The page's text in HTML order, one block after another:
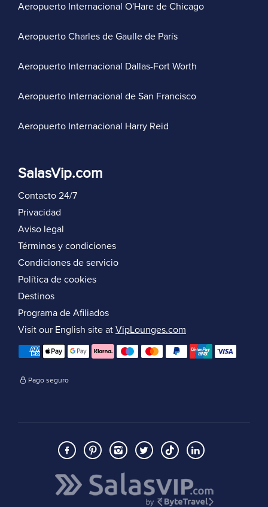
Aeropuerto Internacional O'Hare de Chicago
Aeropuerto Charles de Gaulle de París
Aeropuerto Internacional Dallas-Fort Worth
Aeropuerto Internacional de San Francisco
Aeropuerto Internacional Harry Reid
SalasVip.com
Contacto 24/7
Privacidad
Aviso legal
Términos y condiciones
Condiciones de servicio
Política de cookies
Destinos
Programa de Afiliados
Visit our English site at VipLounges.com
Pago seguro